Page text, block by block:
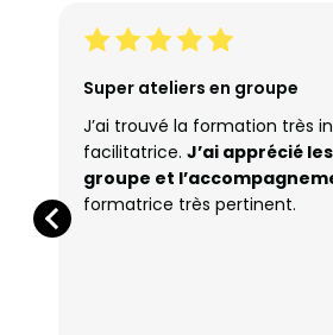
Super ateliers en groupe
J’ai trouvé la formation très
facilitatrice. J’ai apprécié
groupe et
formatrice très pertinent.